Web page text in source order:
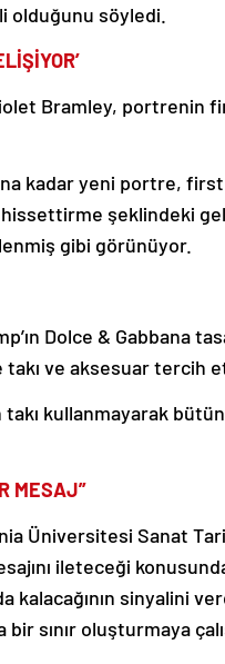
olduğunu söyledi.
Bramley, portrenin
kadar yeni portre, first
şeklindeki
gibi görünüyor.
Dolce & Gabbana
takı ve aksesuar tercih
takı kullanmayarak
MESAJ”
Üniversitesi Sanat
ileteceği
kalacağının sinyalini
sınır oluşturmaya